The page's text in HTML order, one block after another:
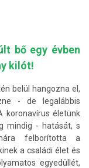
bő egy évben
kilót!
belül hangozna el,
- de legalábbis
koronavírus életünk
mindig - hatását, s
felborította a
a családi élet és
egyedüllét,